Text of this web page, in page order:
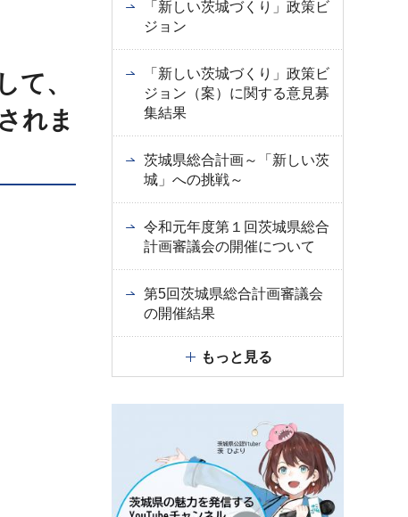
て、
されま
「新しい茨城づくり」政策ビ
ジョン
「新しい茨城づくり」政策ビ
ジョン（案）に関する意見募
集結果
茨城県総合計画～「新しい茨
城」への挑戦～
令和元年度第１回茨城県総合
計画審議会の開催について
第5回茨城県総合計画審議会
の開催結果
もっと見る